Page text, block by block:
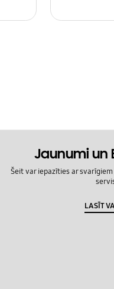
Jaunumi un
Šeit var iepazīties ar
LASĪT